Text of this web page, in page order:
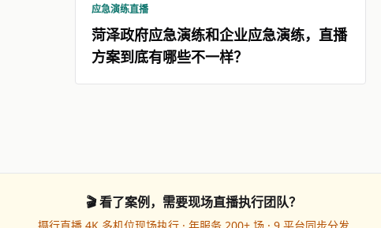
应急演练直播
菏泽政府应急演练和企业应急演练，直播
方案到底有哪些不一样？
🎬 看了案例，需要现场直播执行团队？